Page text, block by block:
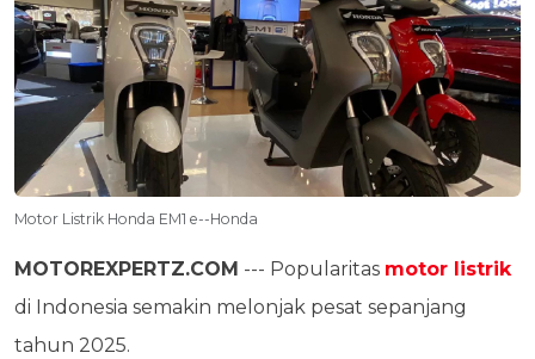
Motor Listrik Honda EM1 e--Honda
MOTOREXPERTZ.COM --- Popularitas motor listrik
di Indonesia semakin melonjak pesat sepanjang
tahun 2025.